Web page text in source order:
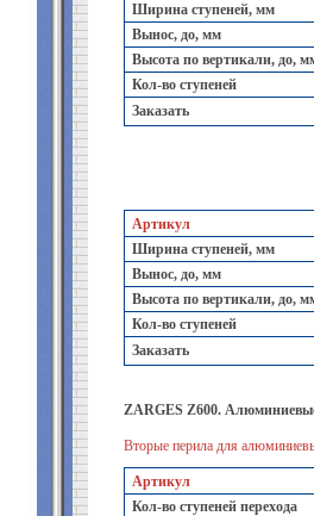
Ширина ступеней, мм
Вынос, до, мм
Высота по вертикали, до,
Кол-во ступеней
Заказать
Артикул
Ширина ступеней, мм
Вынос, до, мм
Высота по вертикали, до,
Кол-во ступеней
Заказать
ZARGES Z600.
Вторые перила для
Артикул
Кол-во ступеней перехода